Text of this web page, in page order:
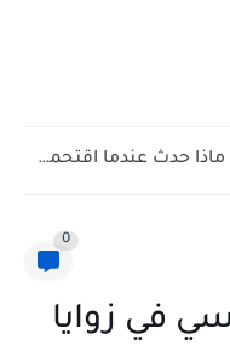
شاهد كيف يتغلب النمس على الكوبرا في مواجهة تعتمد على...
0
في زوايا